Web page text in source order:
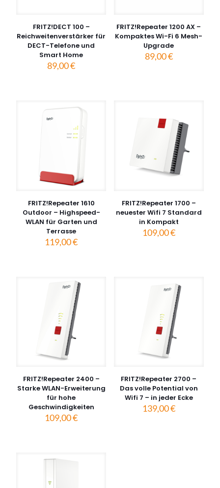
FRITZ!DECT 100 –
Reichweitenverstärker für
DECT-Telefone und
Smart Home
89,00€
FRITZ!Repeater 1200 AX –
Kompaktes Wi-Fi 6 Mesh-
Upgrade
89,00€
FRITZ!Repeater 1610
Outdoor – Highspeed-
WLAN für Garten und
Terrasse
119,00€
FRITZ!Repeater 1700 –
neuester Wifi 7 Standard
in Kompakt
109,00€
FRITZ!Repeater 2400 –
Starke WLAN-Erweiterung
für hohe
Geschwindigkeiten
109,00€
FRITZ!Repeater 2700 –
Das volle Potential von
Wifi 7 – in jeder Ecke
139,00€